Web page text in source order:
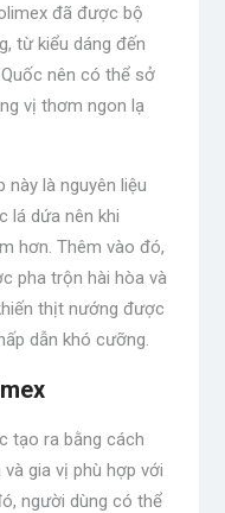
đã được bộ
từ kiểu dáng đến
nên có thể sở
vị thơm ngon lạ
là nguyên liệu
lá dứa nên khi
hơn. Thêm vào đó,
pha trộn hài hòa và
thịt nướng được
dẫn khó cưỡng.
tạo ra bằng cách
gia vị phù hợp với
người dùng có thể